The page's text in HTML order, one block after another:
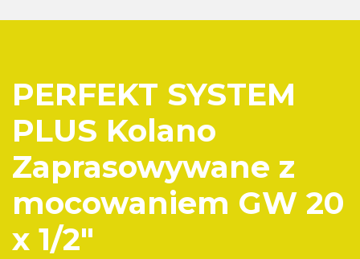
PERFEKT SYSTEM
PLUS Kolano
Zaprasowywane z
mocowaniem GW 20
x 1/2″